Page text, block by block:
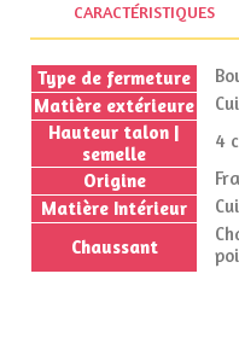
CARACTÉRISTIQUES
Type de fermeture
Matière extérieure
Hauteur talon |
semelle
4
Origine
Matière Intérieur
Chaussant